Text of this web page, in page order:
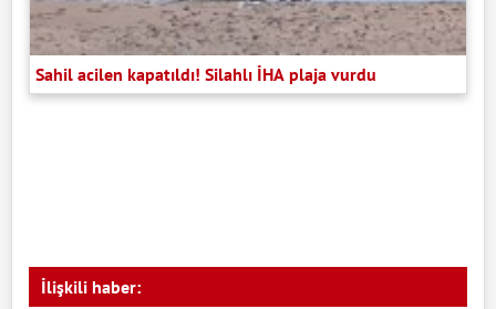
Sahil acilen kapatıldı! Silahlı İHA plaja vurdu
İlişkili haber: